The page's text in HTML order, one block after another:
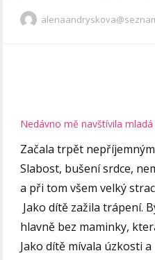
Nedávno mě navštívila mladá
Začala trpět
Slabost, bušení srdce,
a při tom všem velký
Jako dítě zažila trápení.
hlavně bez maminky,
Jako dítě mívala úzkosti